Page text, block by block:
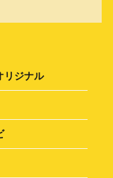
リジナル